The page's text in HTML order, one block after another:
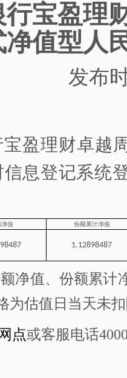
行宝盈理
净值型人
发布
宝盈理财卓越
信息登记系统
净值 份额累计净值
1.12898487
净值、 份额累计
为估值日当天未
网点或客服电话